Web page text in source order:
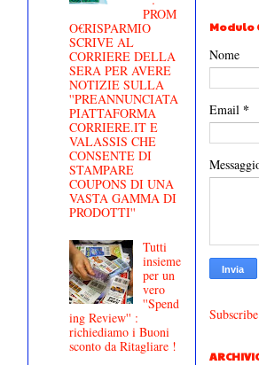
PROM
O€RISPARMIO
SCRIVE AL
CORRIERE DELLA
SERA PER AVERE
NOTIZIE SULLA
''PREANNUNCIATA
PIATTAFORMA
CORRIERE.IT E
VALASSIS CHE
CONSENTE DI
STAMPARE
COUPONS DI UNA
VASTA GAMMA DI
PRODOTTI''
Tutti
insieme
per un
vero
''Spend
ing Review'' :
richiediamo i Buoni
sconto da Ritagliare !
Modulo
Nome
Email *